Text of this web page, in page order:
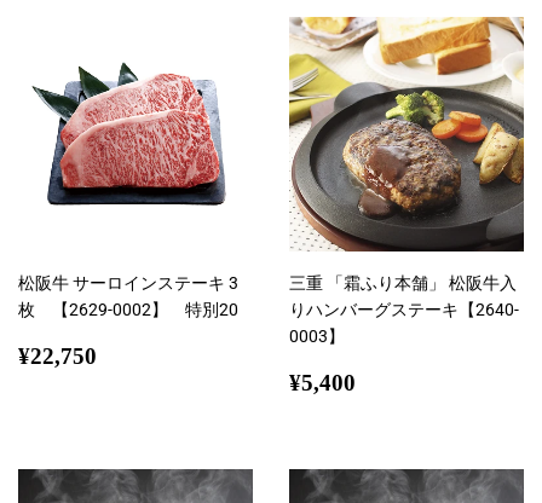
る
松阪牛 サーロインステーキ 3
枚 【2629-0002】 特別20
通
¥22,750
三重 「霜ふり本舗」 松阪牛入
りハンバーグステーキ【2640-
0003】
通
¥5,400